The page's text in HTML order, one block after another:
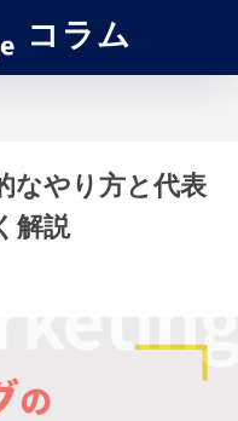
コラム
なやり方と代表
解説